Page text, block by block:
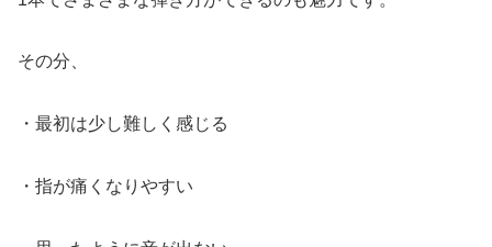
その分、
・最初は少し難しく感じる
・指が痛くなりやすい